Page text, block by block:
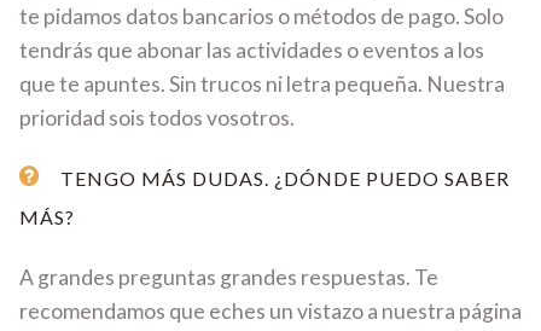
te pidamos datos bancarios o métodos de pago. Solo
tendrás que abonar las actividades o eventos a los
que te apuntes. Sin trucos ni letra pequeña. Nuestra
prioridad sois todos vosotros.
TENGO MÁS DUDAS. ¿DÓNDE PUEDO SABER
MÁS?
A grandes preguntas grandes respuestas. Te
recomendamos que eches un vistazo a nuestra página